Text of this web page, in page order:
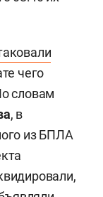
чего
словам
, в
из БПЛА